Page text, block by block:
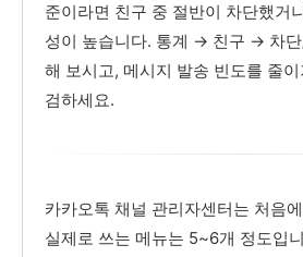
준이라면 친구 중 절반이 차단했거
성이 높습니다. 통계 → 친구 → 차
해 보시고, 메시지 발송 빈도를 줄
검하세요.
카카오톡 채널 관리자센터는 처음
실제로 쓰는 메뉴는 5~6개 정도입